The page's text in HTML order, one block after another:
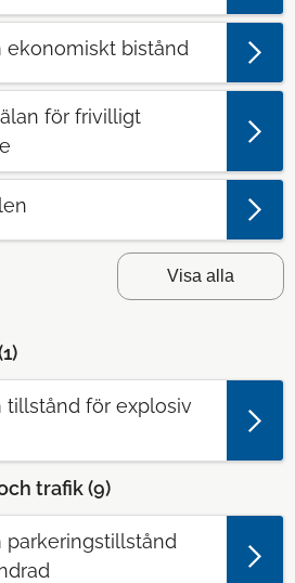
ekonomiskt bistånd
för frivilligt
Visa alla
1)
tillstånd för explosiv
trafik (9)
parkeringstillstånd